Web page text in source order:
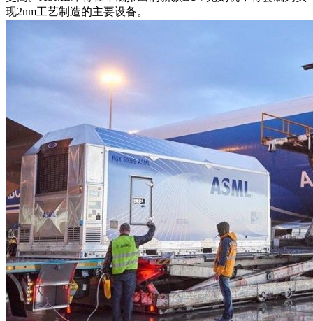
现2nm工艺制造的主要设备。